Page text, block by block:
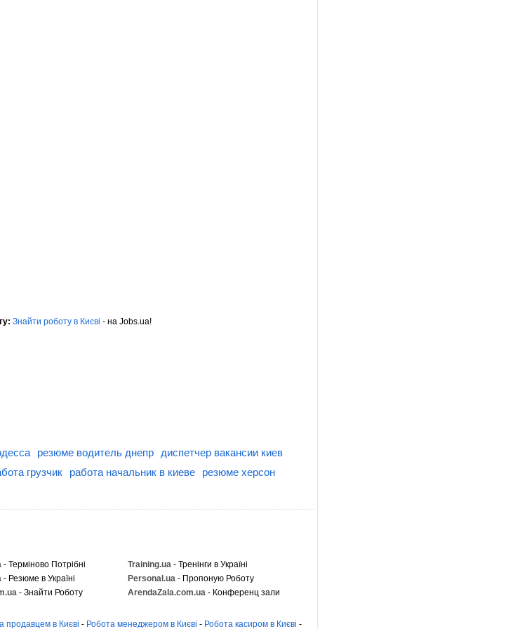
Знайти роботу в Києві - на Jobs.ua!
резюме водитель днепр
диспетчер вакансии киев
грузчик работа начальник в киеве
резюме херсон
- Терміново Потрібні Training.ua - Тренінги в Україні
- Резюме в Україні Personal.ua - Пропоную Роботу
- Знайти Роботу ArendaZala.com.ua - Конференц зали
продавцем в Києві - Робота менеджером в Києві - Робота касиром в Києві -